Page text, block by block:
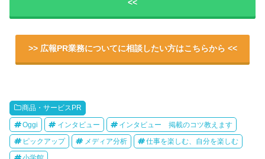
<<
>> 広報PR業務についてに相談したい方はこちらから <<
商品・サービスPR
Oggi インタビュー インタビュー 掲載のコツ教えます
ピックアップ メディア分析 仕事を楽しむ、自分を楽しむ